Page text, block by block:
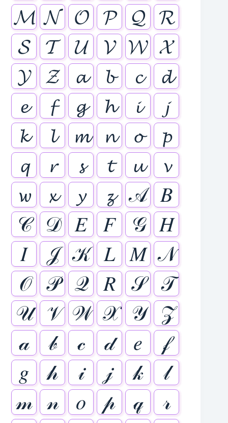
𝓜 𝓝 𝓞 𝓟 𝓠
𝓡
𝓢
𝓣 𝓤 𝓥 𝓦 𝓧
𝓨
𝓩 𝓪 𝓫 𝓬
𝓭
𝓮
𝓯 𝓰 𝓱 𝓲
𝓳
𝓴
𝓵 𝓶 𝓷 𝓸
𝓹
𝓺
𝓻 𝓼 𝓽 𝓾
𝓿
𝔀
𝔁 𝔂 𝔃 𝒜 𝐵
𝒞
𝒟 𝐸 𝐹 𝒢 𝐻
𝐼
𝒥 𝒦 𝐿 𝑀 𝒩
𝒪
𝒫 𝒬 𝑅 𝒮
𝒯
𝒰
𝒱 𝒲 𝒳 𝒴
𝒵
𝒶
𝒷 𝒸 𝒹 𝑒
𝒻
𝑔
𝒽 𝒾 𝒿 𝓀
𝓁
𝓂
𝓃 𝑜 𝓅 𝓆
𝓇